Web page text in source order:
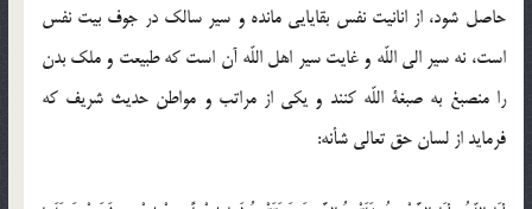
حاصل شود، از انانيت نفس بقايايى مانده و سير سالك در جوف بيت نفس
است، نه سير الى اللّه و غايت سير اهل اللّه آن است كه طبيعت و ملك بدن
را منصبغ به صبغة اللّه كنند و يكى از مراتب و مواطن حديث شريف كه
فرمايد از لسان حق تعالى شأنه: